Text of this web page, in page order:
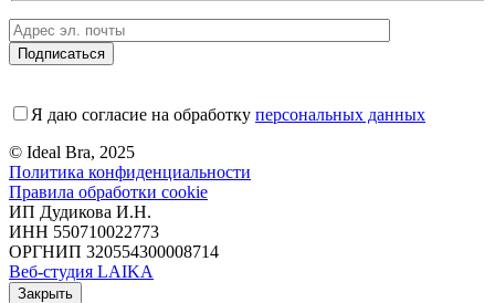
Я даю согласие на обработку персональных данных
© Ideal Bra, 2025
Политика конфиденциальности
Правила обработки cookie
ИП Дудикова И.Н.
ИНН 550710022773
ОРГНИП 320554300008714
Веб-студия LAIKA
Закрыть